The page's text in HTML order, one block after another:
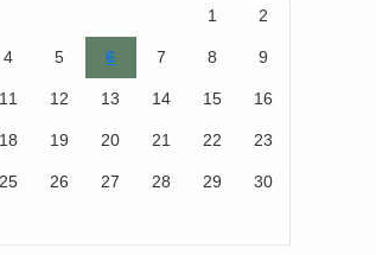
1 2
4 5 6 7 8 9
11 12 13 14 15 16
18 19 20 21 22 23
25 26 27 28 29 30